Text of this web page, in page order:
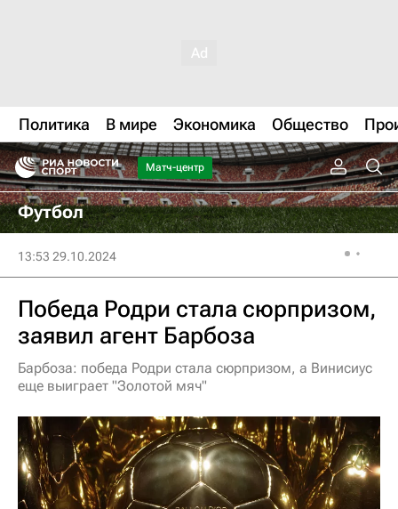
Политика В мире Экономика Общество
Матч-центр
Футбол
13:53 29.10.2024
Победа Родри стала сюрпризом,
заявил агент Барбоза
Барбоза: победа Родри стала сюрпризом, а Винисиус
еще выиграет "Золотой мяч"